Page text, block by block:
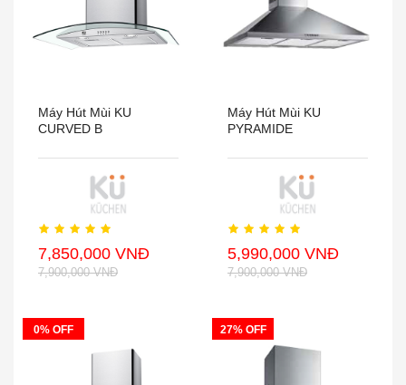
Máy Hút Mùi KU
CURVED B
7,850,000 VNĐ
7,900,000 VNĐ
Máy Hút Mùi KU
PYRAMIDE
5,990,000 VNĐ
7,900,000 VNĐ
0% OFF 27% OFF